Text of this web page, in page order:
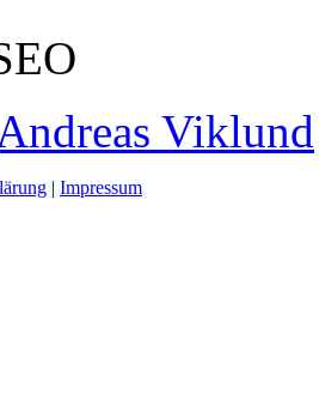
Viklund
| Impressum